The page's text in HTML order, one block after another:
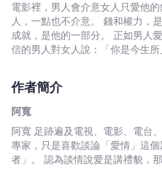
宇
宙
｜
電影裡，男人會介意女人只愛他
人，一點也不介意。 錢和權力，
成就，是他的一部分。 正如男人
信的男人對女人說：「你是今生
作者簡介
阿寬
阿寬 足跡遍及電視、電影、電台
專家，只是喜歡談論「愛情」這
者」。 認為談情說愛是講禮貌，